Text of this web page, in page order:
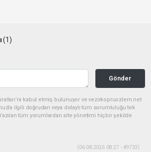
(1)
Gönder
kabul etmiş bulunuyor ve vezirkopruozlem.net
ilgili doğrudan veya dolaylı tüm sorumluluğu tek
tüm yorumlardan site yönetimi hiçbir şekilde
(06.08.2026 08:27 - #9733)